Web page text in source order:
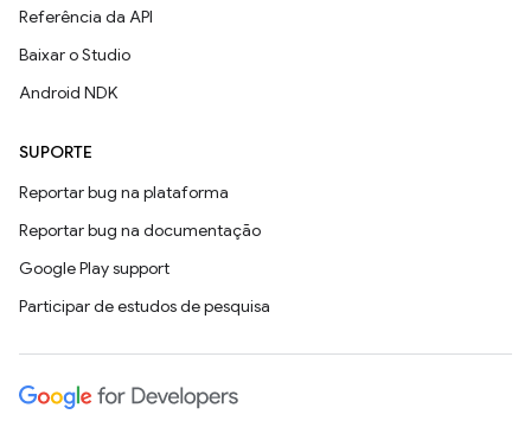
Referência da API
Baixar o Studio
Android NDK
SUPORTE
Reportar bug na plataforma
Reportar bug na documentação
Google Play support
Participar de estudos de pesquisa